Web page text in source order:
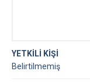
YETKİLİ KİŞİ
Belirtilmemiş